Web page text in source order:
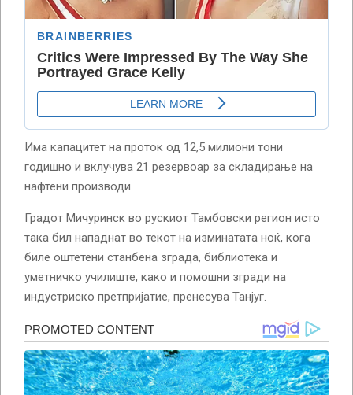
Има капацитет на проток од 12,5 милиони тони
годишно и вклучува 21 резервоар за складирање на
нафтени производи.
Градот Мичуринск во рускиот Тамбовски регион исто
така бил нападнат во текот на изминатата ноќ, кога
биле оштетени станбена зграда, библиотека и
уметничко училиште, како и помошни згради на
индустриско претпријатие, пренесува Танјуг.